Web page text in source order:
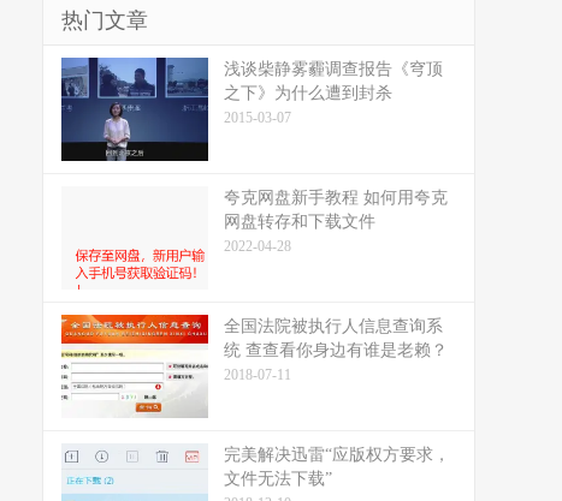
热门文章
浅谈柴静雾霾调查报告《穹顶
之下》为什么遭到封杀
2015-03-07
夸克网盘新手教程 如何用夸克
网盘转存和下载文件
2022-04-28
全国法院被执行人信息查询系
统 查查看你身边有谁是老赖？
2018-07-11
完美解决迅雷“应版权方要求，
文件无法下载”